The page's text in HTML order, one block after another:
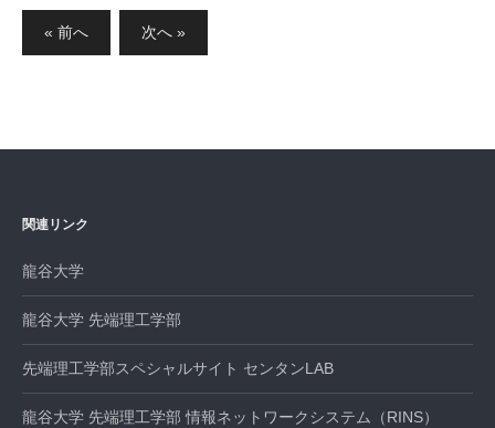
稿
ゲ
ン
« 前へ 次へ »
関連リンク
龍谷大学
龍谷大学 先端理工学部
先端理工学部スペシャルサイト センタンLAB
龍谷大学 先端理工学部 情報ネットワークシステム（RINS）